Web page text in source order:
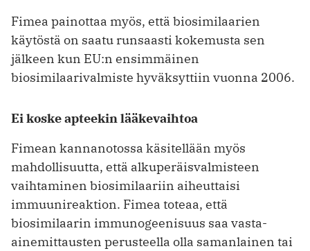
Fimea painottaa myös, että biosimilaarien
käytöstä on saatu runsaasti kokemusta sen
jälkeen kun EU:n ensimmäinen
biosimilaarivalmiste hyväksyttiin vuonna 2006.
Ei koske apteekin lääkevaihtoa
Fimean kannanotossa käsitellään myös
mahdollisuutta, että alkuperäisvalmisteen
vaihtaminen biosimilaariin aiheuttaisi
immuunireaktion. Fimea toteaa, että
biosimilaarin immunogeenisuus saa vasta-
ainemittausten perusteella olla samanlainen tai